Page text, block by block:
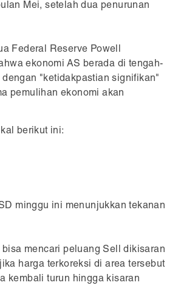
Mei, setelah dua penurunan
Federal Reserve Powell
ekonomi AS berada di tengah-
"ketidakpastian signifikan"
pemulihan ekonomi akan
berikut ini:
minggu ini menunjukkan tekanan
mencari peluang Sell dikisaran
harga terkoreksi di area tersebut
kembali turun hingga kisaran